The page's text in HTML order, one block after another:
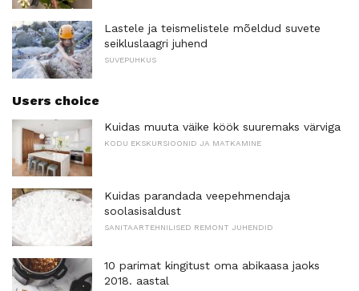
Lastele ja teismelistele mõeldud suvete
seikluslaagri juhend
SUVEPUHKUS
Users choice
Kuidas muuta väike köök suuremaks värviga
KODU EKSKURSIOONID JA MATKAMINE
Kuidas parandada veepehmendaja
soolasisaldust
SANITAARTEHNILISED REMONT JUHENDID
10 parimat kingitust oma abikaasa jaoks
2018. aastal